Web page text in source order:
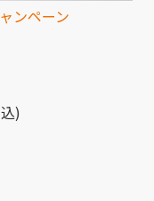
ンペーン
)